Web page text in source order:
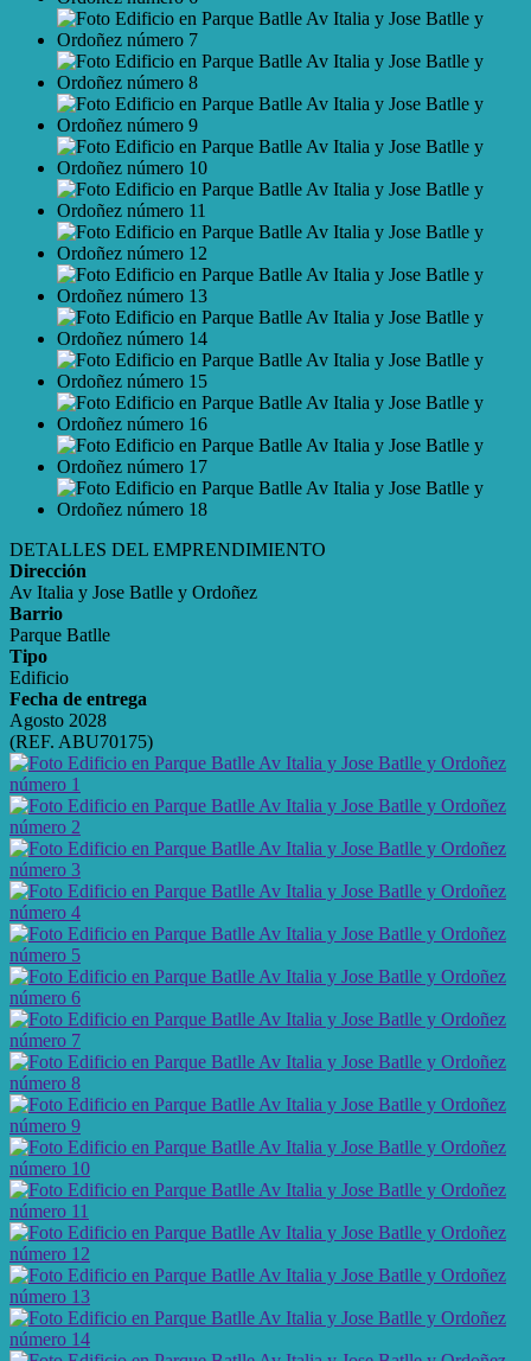
DETALLES DEL EMPRENDIMIENTO
Dirección
Av Italia y Jose Batlle y Ordoñez
Barrio
Parque Batlle
Tipo
Edificio
Fecha de entrega
Agosto 2028
(REF. ABU70175)